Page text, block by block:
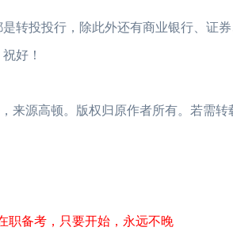
投投行，除此外还有商业银行、证券
好！
源高顿。版权归原作者所有。若需转
职备考，只要开始，永远不晚